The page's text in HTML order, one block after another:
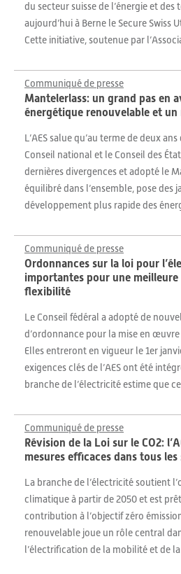
du secteur suisse de l’énergie et
aujourd’hui à Berne le Secure Swiss
Cette initiative, soutenue par
Communiqué de presse
Mantelerlass: un grand pas en
énergétique renouvelable et
L’AES salue qu’au terme de deux
Conseil national et le Conseil des
dernières divergences et adopté le
équilibré dans l’ensemble, pose des
développement plus rapide des
Communiqué de presse
Ordonnances sur la loi pour
importantes pour une
flexibilité
Le Conseil fédéral a adopté de
d’ordonnance pour la mise en
Elles entreront en vigueur le 1er
exigences clés de l’AES ont été
branche de l’électricité estime que
Communiqué de presse
Révision de la Loi sur le CO2:
mesures efficaces dans tous
La branche de l’électricité soutient
climatique à partir de 2050 et est
contribution à l’objectif zéro
renouvelable joue un rôle central
l’électrification de la mobilité et de